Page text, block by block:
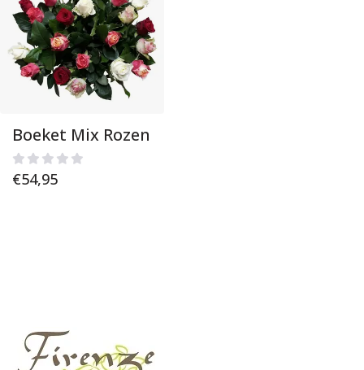
Boeket Mix Rozen
€54,95